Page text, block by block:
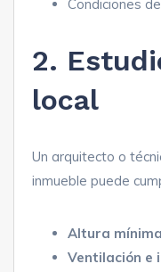
Condiciones
2.
local
Un arquitecto o
inmueble puede
Altura mínima
Ventilación e